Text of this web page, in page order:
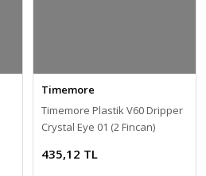
Timemore
Timemore Plastik V60 Dripper
Crystal Eye 01 (2 Fincan)
435,12 TL